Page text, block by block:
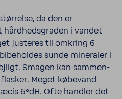
da den er
hård­heds­graden i vandet
justeres til omkring 6
sunde mine­raler i
Smagen kan sammen­
Meget købe­vand
6°dH. Ofte handler det